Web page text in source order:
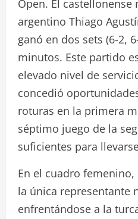
Open. El
argentino Thiago
ganó en dos sets (6-2,
minutos. Este partido
elevado nivel de
concedió oportunidades
roturas en la primera
séptimo juego de la
suficientes para
En el cuadro
la única representante
enfrentándose a la